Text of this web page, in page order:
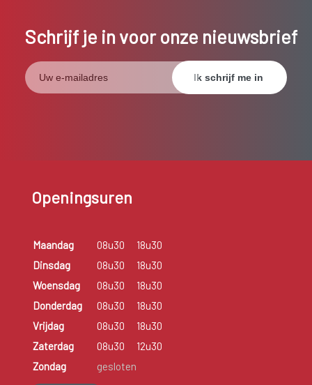
Schrijf je in voor onze nieuwsbrief
Openingsuren
Maandag 08u30
18u30
Dinsdag
08u30
18u30
Woensdag
08u30
18u30
Donderdag
08u30
18u30
Vrijdag
08u30
18u30
Zaterdag
08u30
12u30
Zondag
gesloten